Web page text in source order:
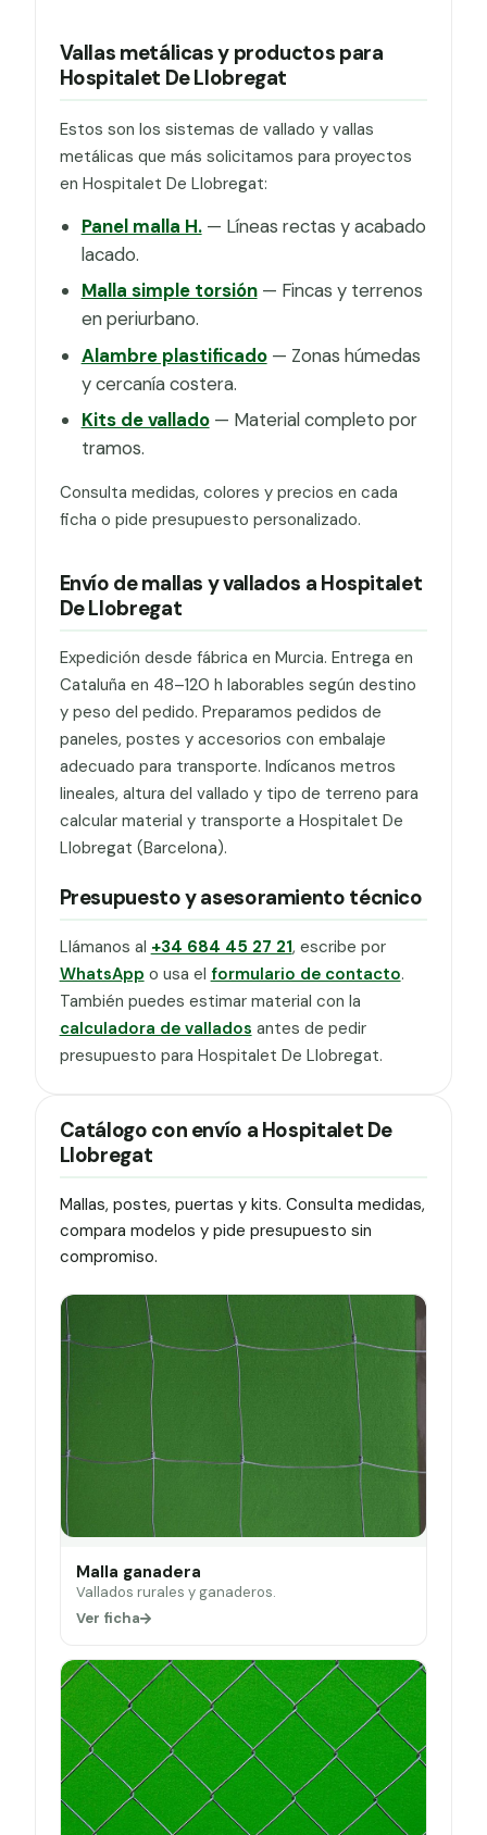
Vallas metálicas y productos para
Hospitalet De Llobregat
Estos son los sistemas de vallado y vallas
metálicas que más solicitamos para proyectos
en Hospitalet De Llobregat:
Panel malla H.— Líneas rectas y acabado
lacado.
Malla simple torsión— Fincas y terrenos
en periurbano.
Alambre plastificado— Zonas húmedas
y cercanía costera.
Kits de vallado— Material completo por
tramos.
Consulta medidas, colores y precios en cada
ficha o pide presupuesto personalizado.
Envío de mallas y vallados a Hospitalet
De Llobregat
Expedición desde fábrica en Murcia. Entrega en
Cataluña en 48–120 h laborables según destino
y peso del pedido. Preparamos pedidos de
paneles, postes y accesorios con embalaje
adecuado para transporte. Indícanos metros
lineales, altura del vallado y tipo de terreno para
calcular material y transporte a Hospitalet De
Llobregat (Barcelona).
Presupuesto y asesoramiento técnico
Llámanos al +34 684 45 27 21, escribe por
WhatsApp o usa el formulario de contacto.
También puedes estimar material con la
calculadora de vallados antes de pedir
presupuesto para Hospitalet De Llobregat.
Catálogo con envío a Hospitalet De
Llobregat
Mallas, postes, puertas y kits. Consulta medidas,
compara modelos y pide presupuesto sin
compromiso.
Malla ganadera
Vallados rurales y ganaderos.
Ver ficha